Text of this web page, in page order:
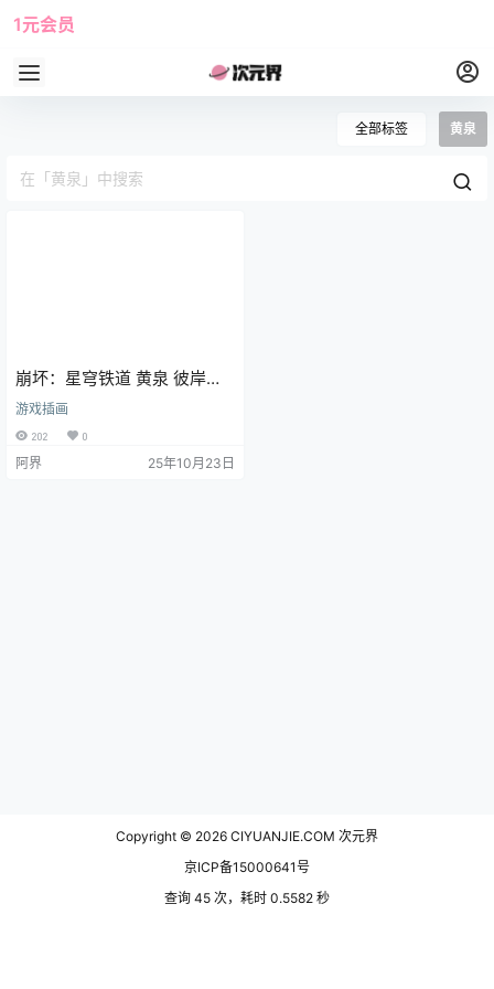
1元会员
全部标签 黄泉
崩坏：星穹铁道 黄泉 彼岸花
游戏壁纸 手机壁纸 6K
游戏插画
202 0
阿界 25年10月23日
Copyright © 2026 CIYUANJIE.COM 次元界
京ICP备15000641号
查询 45 次，耗时 0.5582 秒